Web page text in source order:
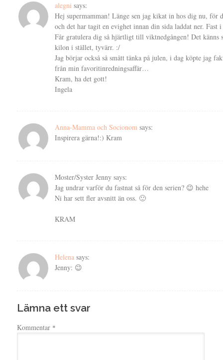
alegni says:
Hej supermamman! Länge sen jag kikat in hos dig nu, för
och det har tagit en evighet innan din sida laddat ner. Fast
Får gratulera dig så hjärtligt till viktnedgången! Det känns
kilon i stället, tyvärr. :/
Jag börjar också så smått tänka på julen, i dag köpte jag
från min favoritinredningsaffär…
Kram, ha det gott!
Ingela
Anna-Mamma och Socionom says:
Inspirera gärna!:) Kram
Moster/Syster Jenny says:
Jag undrar varför du fastnat så för den serien? 😉 hehe
Ni har sett fler avsnitt än oss. 🙂
KRAM
Helena says:
Jenny: 😉
Lämna ett svar
Kommentar *